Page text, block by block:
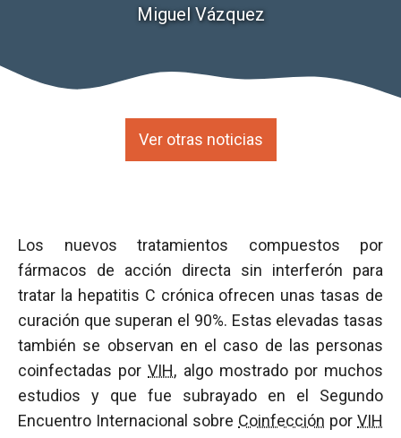
Miguel Vázquez
Ver otras noticias
Los nuevos tratamientos compuestos por
fármacos de acción directa sin interferón para
tratar la hepatitis C crónica ofrecen unas tasas de
curación que superan el 90%. Estas elevadas tasas
también se observan en el caso de las personas
coinfectadas porVIH, algo mostrado por muchos
estudios y que fue subrayado en el Segundo
Encuentro Internacional sobre Coinfección por VIH